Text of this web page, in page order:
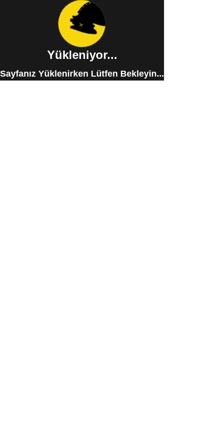
Yükleniyor...
Sayfanız Yüklenirken Lütfen Bekleyin...